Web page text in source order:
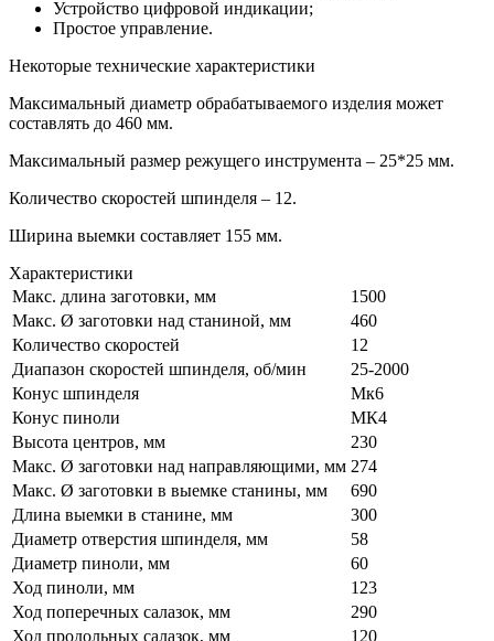
Устройство цифровой индикации;
Простое управление.
Некоторые технические характеристики
Максимальный диаметр обрабатываемого изделия может
составлять до 460 мм.
Максимальный размер режущего инструмента – 25*25 мм.
Количество скоростей шпинделя – 12.
Ширина выемки составляет 155 мм.
Характеристики
Макс. длина заготовки, мм
1500
Макс. Ø заготовки над станиной, мм
460
Количество скоростей
12
Диапазон скоростей шпинделя, об/мин
25-2000
Конус шпинделя
Мк6
Конус пиноли
MК4
Высота центров, мм
230
Макс. Ø заготовки над направляющими, мм 274
Макс. Ø заготовки в выемке станины, мм
690
Длина выемки в станине, мм
300
Диаметр отверстия шпинделя, мм
58
Диаметр пиноли, мм
60
Ход пиноли, мм
123
Ход поперечных салазок, мм
290
Ход продольных салазок, мм
120